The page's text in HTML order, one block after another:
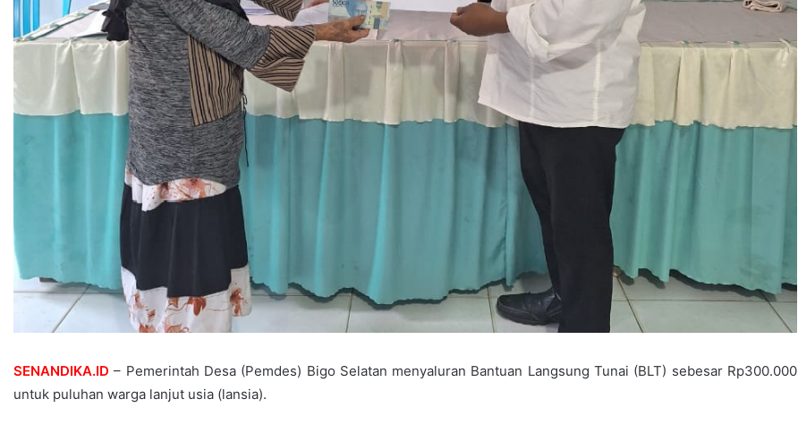
SENANDIKA.ID – Pemerintah Desa (Pemdes) Bigo Selatan menyaluran Bantuan Langsung Tunai (BLT) sebesar Rp300.000
untuk puluhan warga lanjut usia (lansia).